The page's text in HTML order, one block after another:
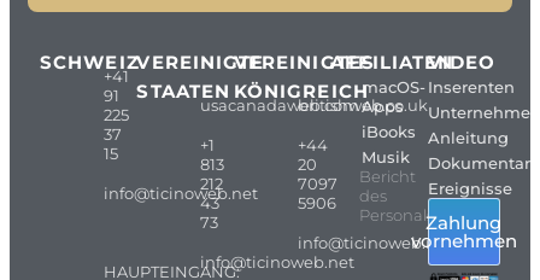
SCHWEIZ
+41
91
225
37
15
info@ticinoweb.net
HAUPTEINGANG:
VEREINIGTE
STAATEN
usacanadaweb.com
+1
813
212
43
73
info@ticinoweb.net
VEREINIGTES
KÖNIGREICH
britishweb.co.uk
+44
20
7097
5906
info@ticinoweb.net
AFFILIATEN
macOS-
Apps
iBooks
Musik
Bericht
des
Personals
VIDEO
Inserenten
Unternehmen
Anleitung
Ereignisse
Zahlung
vornehmen